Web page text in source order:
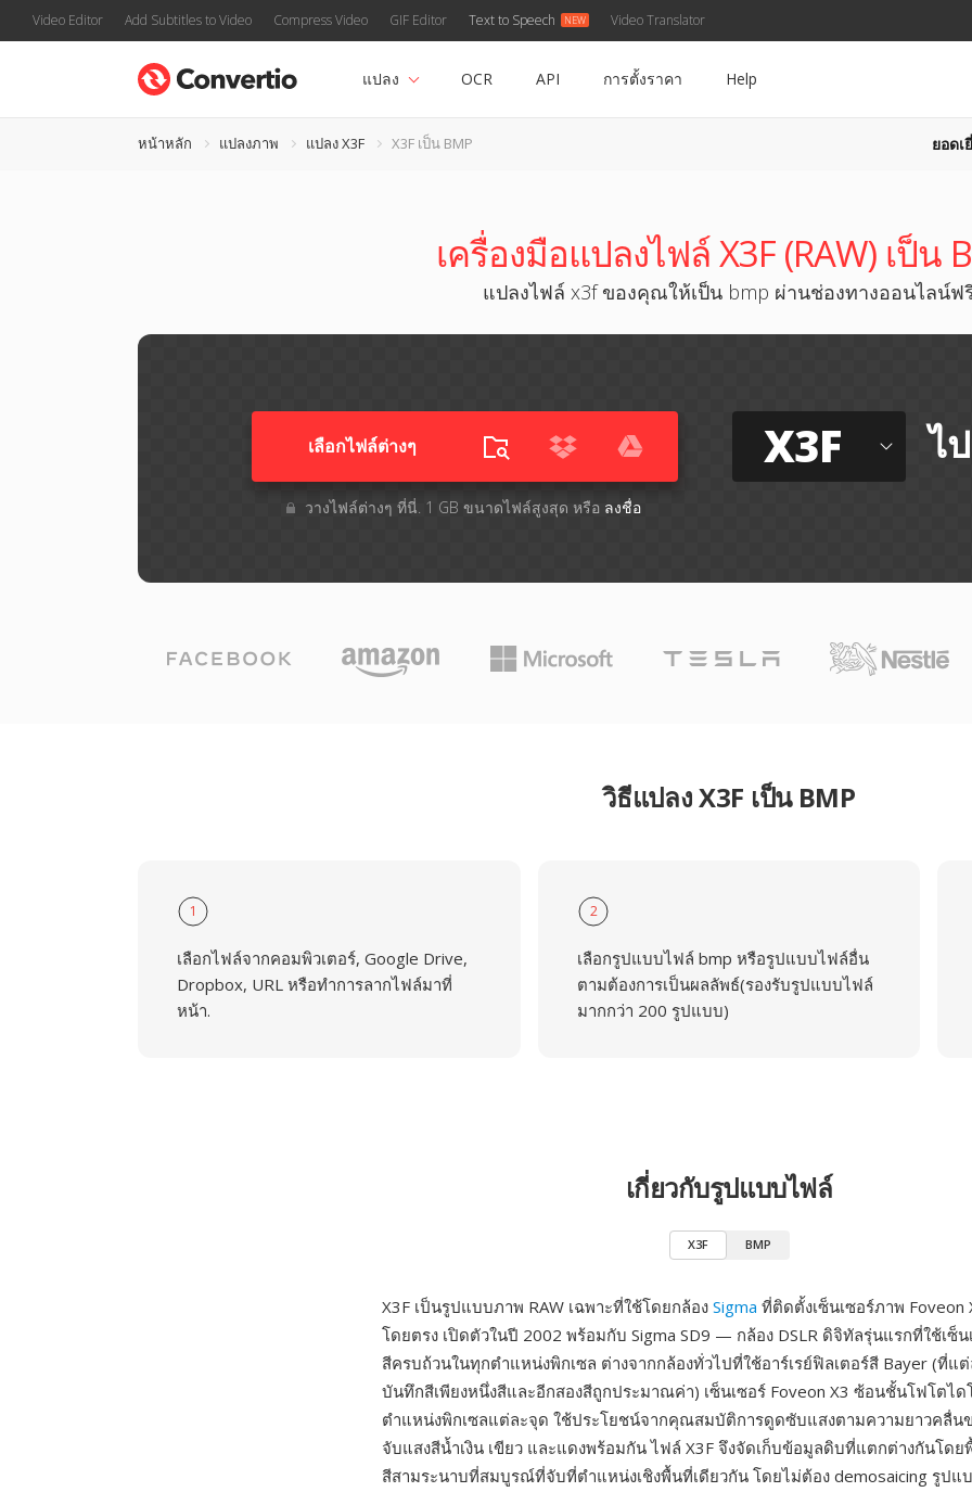
Video Editor Add Subtitles to Video Compress Video GIF Editor Text to Speech Video Translator
แปลง OCR API การตั้งราคา Help
หน้าหลัก แปลงภาพ แปลง X3F X3F เป็น BMP ยอดเ
เครื่องมือแปลงไฟล์ X3F (RAW) เป็น
แปลงไฟล์ x3f ของคุณให้เป็น bmp ผ่านช่องทางออนไลน์ฟ
เลือกไฟล์ต่างๆ​
วางไฟล์ต่างๆ​ ที่นี่. 1 GB ขนาดไฟล์สูงสุด หรือ ลงชื่อ
X3F ไ
วิธีแปลง X3F เป็น BMP
1
เลือกไฟล์จากคอมพิวเตอร์, Google Drive,
Dropbox, URL หรือทำการลากไฟล์มาที่
หน้า.
2
เลือกรูปแบบไฟล์ bmp หรือรูปแบบไฟล์อื่น
ตามต้องการเป็นผลลัพธ์(รองรับรูปแบบไฟล์
มากกว่า 200 รูปแบบ)
เกี่ยวกับรูปแบบไฟล์
X3F BMP
X3F เป็นรูปแบบภาพ RAW เฉพาะที่ใช้โดยกล้อง Sigma ที่ติดตั้งเซ็นเซอร์ภาพ
โดยตรง เปิดตัวในปี 2002 พร้อมกับ Sigma SD9 — กล้อง DSLR ดิจิทัลรุ่นแรกที่ใช้เซ็
สีครบถ้วนในทุกตำแหน่งพิกเซล ต่างจากกล้องทั่วไปที่ใช้อาร์เรย์ฟิลเตอร์สี Bayer (ที่แ
บันทึกสีเพียงหนึ่งสีและอีกสองสีถูกประมาณค่า) เซ็นเซอร์ Foveon X3 ซ้อนชั้นโฟโตไ
ตำแหน่งพิกเซลแต่ละจุด ใช้ประโยชน์จากคุณสมบัติการดูดซับแสงตามความยาวคลื่น
จับแสงสีน้ำเงิน เขียว และแดงพร้อมกัน ไฟล์ X3F จึงจัดเก็บข้อมูลดิบที่แตกต่างกันโดย
สีสามระนาบที่สมบูรณ์ที่จับที่ตำแหน่งเชิงพื้นที่เดียวกัน โดยไม่ต้อง demosaicing รูปแ